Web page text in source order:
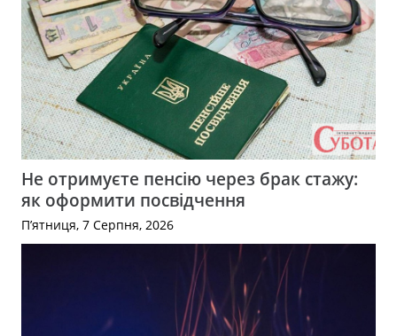
Не отримуєте пенсію через брак стажу:
як оформити посвідчення
П’ятниця, 7 Серпня, 2026